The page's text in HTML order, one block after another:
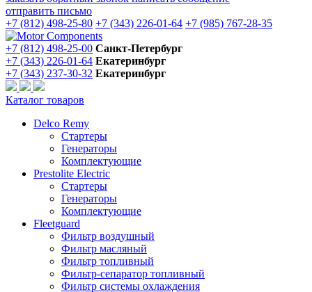
отправить письмо
+7 (812) 498-25-80 +7 (343) 226-01-64 +7 (985) 767-28-35
+7 (812) 498-25-00 Санкт-Петербург
+7 (343) 226-01-64 Екатеринбург
+7 (343) 237-30-32 Екатеринбург
Каталог товаров
Delco Remy
Стартеры
Генераторы
Комплектующие
Prestolite Electric
Стартеры
Генераторы
Комплектующие
Fleetguard
Фильтр воздушный
Фильтр масляный
Фильтр топливный
Фильтр-сепаратор топливный
Фильтр системы охлаждения